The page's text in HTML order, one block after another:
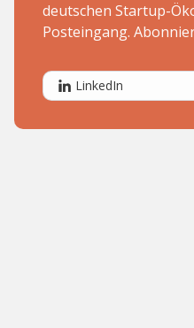
deutschen Startup-
Posteingang.
LinkedIn